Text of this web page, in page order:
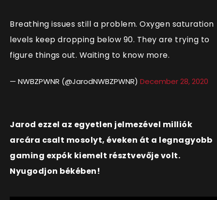
Breathing issues still a problem. Oxygen saturation
levels keep dropping below 90. They are trying to
figure things out. Waiting to know more.
— NWBZPWNR (@JarodNWBZPWNR) December 28, 2020
Jarod ezzel az egyetlen jelmezével milliók
arcára csalt mosolyt, éveken át a legnagyobb
gaming expók kiemelt résztvevője volt.
Nyugodjon békében!